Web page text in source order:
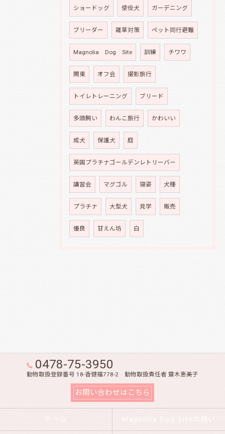
ショードッグ 使役犬 ガーデニング
ブリーダー 雑草対策 ペット同行避難
Magnolia Dog Site 訓練 チワワ
関東 オフ会 撮影旅行
トイレトレーニング ブリード
多頭飼い わんこ旅行 かわいい
成犬 保護犬 庭
英国プラチナゴールデンレトリーバー
講習会 マグゴル 寝姿 犬種
プラチナ 大型犬 見学 販売
優良 甘えん坊 白
0478-75-3950
動物取扱登録番号 18-香健福778-2 動物取扱責任者 齋木恵美子
お問い合わせはこちら
ホーム Magnolia Dog Siteの想い